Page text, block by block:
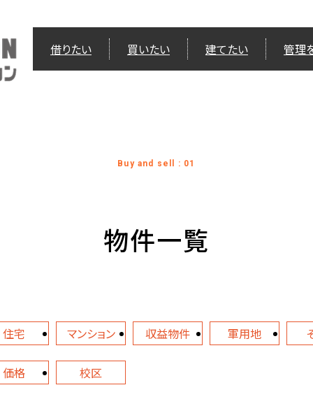
借りたい 買いたい 建てたい 管理
Buy and sell : 01
物件一覧
住宅 マンション 収益物件 軍用地
価格 校区